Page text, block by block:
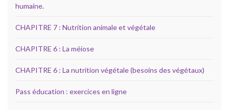
humaine.
CHAPITRE 7 : Nutrition animale et végétale
CHAPITRE 6 : La méiose
CHAPITRE 6 : La nutrition végétale (besoins des végétaux)
Pass éducation : exercices en ligne